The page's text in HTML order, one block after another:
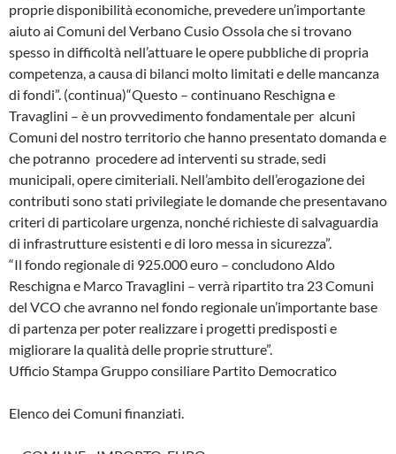
proprie disponibilità economiche, prevedere un’importante
aiuto ai Comuni del Verbano Cusio Ossola che si trovano
spesso in difficoltà nell’attuare le opere pubbliche di propria
competenza, a causa di bilanci molto limitati e delle mancanza
di fondi”. (continua)“Questo – continuano Reschigna e
Travaglini – è un provvedimento fondamentale per alcuni
Comuni del nostro territorio che hanno presentato domanda e
che potranno procedere ad interventi su strade, sedi
municipali, opere cimiteriali. Nell’ambito dell’erogazione dei
contributi sono stati privilegiate le domande che presentavano
criteri di particolare urgenza, nonché richieste di salvaguardia
di infrastrutture esistenti e di loro messa in sicurezza”.
“Il fondo regionale di 925.000 euro – concludono Aldo
Reschigna e Marco Travaglini – verrà ripartito tra 23 Comuni
del VCO che avranno nel fondo regionale un’importante base
di partenza per poter realizzare i progetti predisposti e
migliorare la qualità delle proprie strutture”.
Ufficio Stampa Gruppo consiliare Partito Democratico
Elenco dei Comuni finanziati.